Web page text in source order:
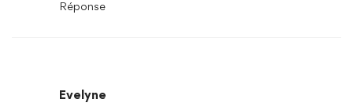
Réponse
Evelyne